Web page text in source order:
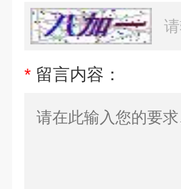
* 留言内容：